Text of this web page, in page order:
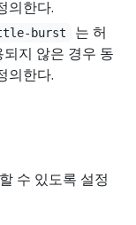
의한다.
burst
는 허
지 않은 경우 동
의한다.
수 있도록 설정